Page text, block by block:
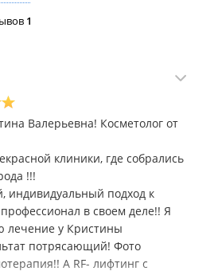
и рекомендую клинику
состояние своей кожи и
довольных клиентов)
еще!
1
Валерьевна! Косметолог от
клиники, где собрались
!!!
индивидуальный подход к
в своем деле!! Я
лечение у Кристины
потрясающий! Фото
А RF- лифтинг с